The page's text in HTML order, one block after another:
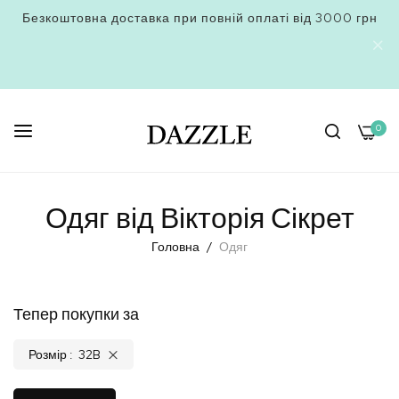
Безкоштовна доставка при повній оплаті від 3000 грн
0
ContentОдяг від Вікторія Сікрет
Головна Одяг
Тепер покупки за
Розмір 32B